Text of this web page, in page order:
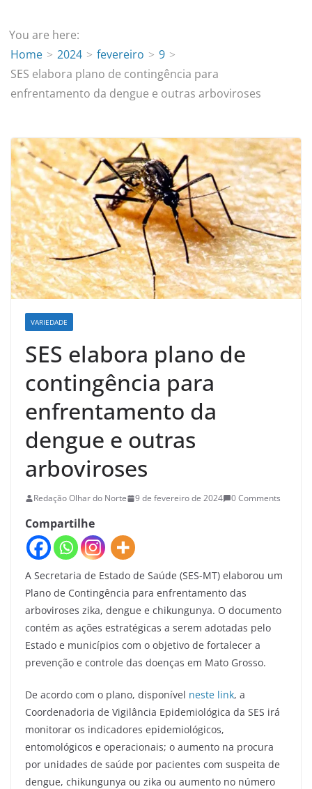
You are here:
Home
2024 fevereiro
9
SES elabora plano de contingência para
enfrentamento da dengue e outras arboviroses
VARIEDADE
SES elabora plano de
contingência para
enfrentamento da
dengue e outras
arboviroses
Redação Olhar do Norte 9 de fevereiro de 2024 0 Comments
Compartilhe
A Secretaria de Estado de Saúde (SES-MT) elaborou um
Plano de Contingência para enfrentamento das
arboviroses zika, dengue e chikungunya. O documento
contém as ações estratégicas a serem adotadas pelo
Estado e municípios com o objetivo de fortalecer a
prevenção e controle das doenças em Mato Grosso.
De acordo com o plano, disponível neste link, a
Coordenadoria de Vigilância Epidemiológica da SES irá
monitorar os indicadores epidemiológicos,
entomológicos e operacionais; o aumento na procura
por unidades de saúde por pacientes com suspeita de
dengue, chikungunya ou zika ou aumento no número